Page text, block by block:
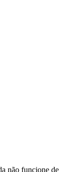
não funcione de